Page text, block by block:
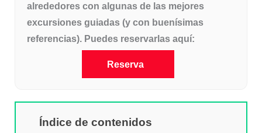
alrededores con algunas de las mejores
excursiones guiadas (y con buenísimas
referencias). Puedes reservarlas aquí:
Reserva
Índice de contenidos